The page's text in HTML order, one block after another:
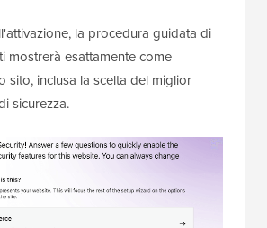
la procedura guidata di
mostrerà esattamente come
sito, inclusa la scelta del miglior
sicurezza.